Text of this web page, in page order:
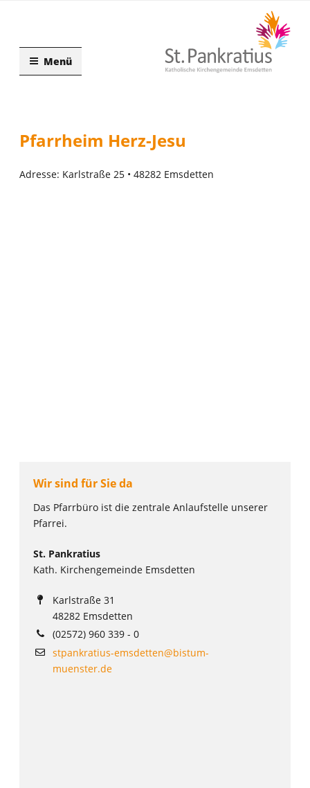
Menü
Pfarrheim Herz-Jesu
Adresse: Karlstraße 25 • 48282 Emsdetten
Wir sind für Sie da
Das Pfarrbüro ist die zentrale Anlaufstelle unserer
Pfarrei.
St. Pankratius
Kath. Kirchengemeinde Emsdetten
Karlstraße 31
48282 Emsdetten
(02572) 960 339 - 0
stpankratius-emsdetten@bistum-
muenster.de